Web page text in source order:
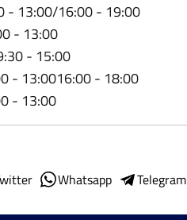
- 13:00/16:00 - 19:00
- 13:00
- 15:00
- 13:0016:00 - 18:00
- 13:00
Whatsapp Telegram